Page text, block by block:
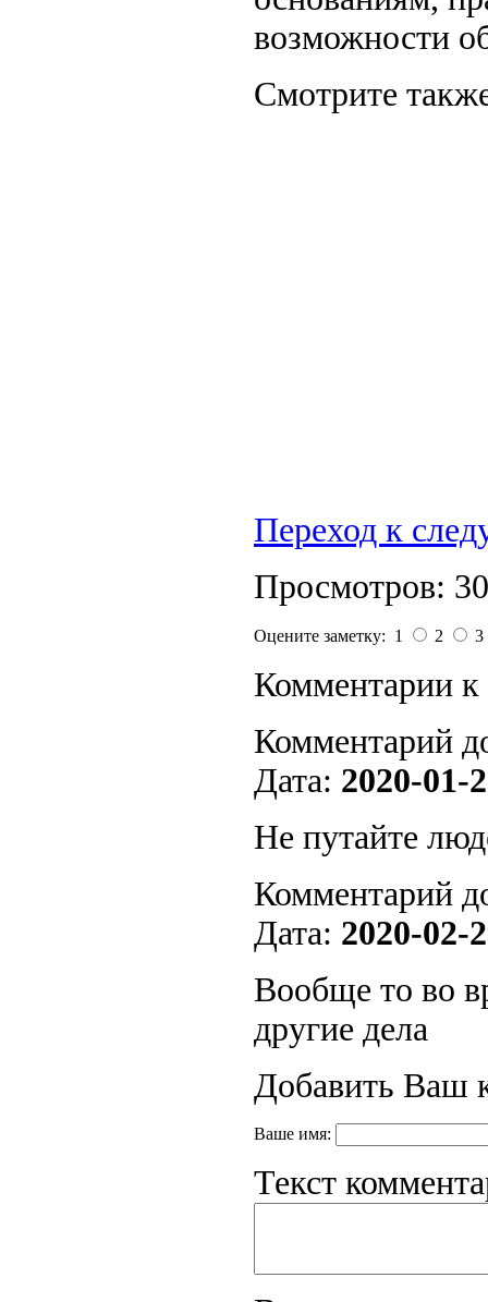
возможности
Смотрите
Переход к
Просмотров:
Оцените заметку: 1 2 3
Комментарии к
Комментарий
Дата: 2020-01-
Не путайте
Комментарий
Дата: 2020-02-
Вообще то во
другие дела
Добавить Ваш
Ваше имя:
Текст